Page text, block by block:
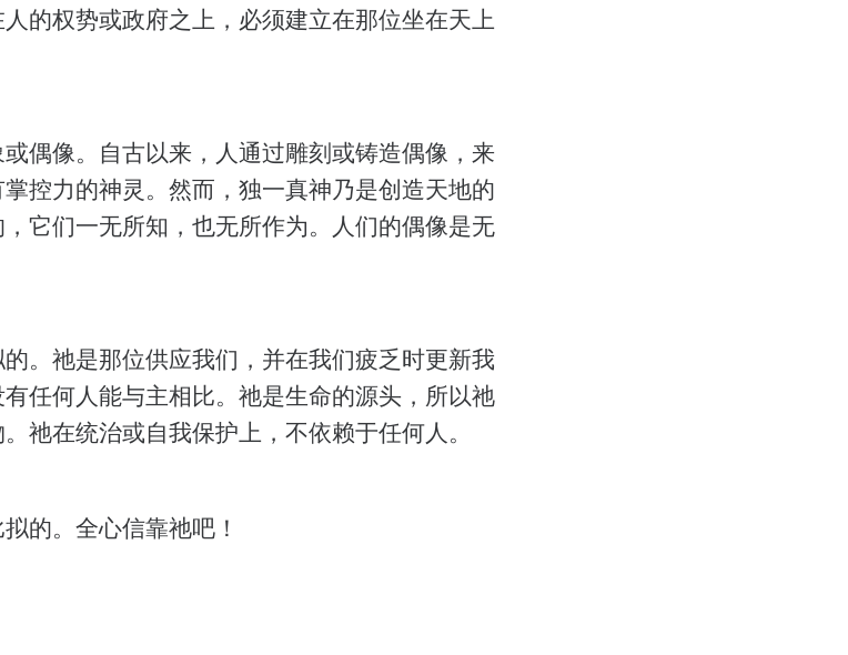
的权势或政府之上，必须建立在那位坐在天上
偶像。自古以来，人通过雕刻或铸造偶像，来
控力的神灵。然而，独一真神乃是创造天地的
它们一无所知，也无所作为。人们的偶像是无
。祂是那位供应我们，并在我们疲乏时更新我
任何人能与主相比。祂是生命的源头，所以祂
祂在统治或自我保护上，不依赖于任何人。
的。全心信靠祂吧！